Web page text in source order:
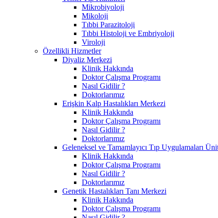
Mikrobiyoloji
Mikoloji
Tıbbi Parazitoloji
Tıbbi Histoloji ve Embriyoloji
Viroloji
Özellikli Hizmetler
Diyaliz Merkezi
Klinik Hakkında
Doktor Çalışma Programı
Nasıl Gidilir ?
Doktorlarımız
Erişkin Kalp Hastalıkları Merkezi
Klinik Hakkında
Doktor Çalışma Programı
Nasıl Gidilir ?
Doktorlarımız
Geleneksel ve Tamamlayıcı Tıp Uygulamaları
Klinik Hakkında
Doktor Çalışma Programı
Nasıl Gidilir ?
Doktorlarımız
Genetik Hastalıkları Tanı Merkezi
Klinik Hakkında
Doktor Çalışma Programı